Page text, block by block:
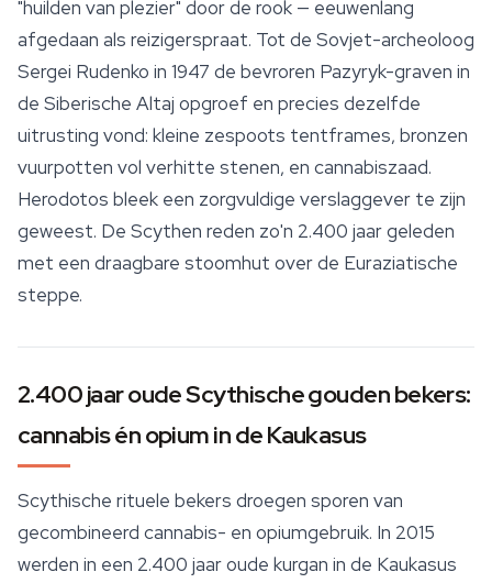
"huilden van plezier" door de rook — eeuwenlang
afgedaan als reizigerspraat. Tot de Sovjet-archeoloog
Sergei Rudenko in 1947 de bevroren Pazyryk-graven in
de Siberische Altaj opgroef en precies dezelfde
uitrusting vond: kleine zespoots tentframes, bronzen
vuurpotten vol verhitte stenen, en cannabiszaad.
Herodotos bleek een zorgvuldige verslaggever te zijn
geweest. De Scythen reden zo'n 2.400 jaar geleden
met een draagbare stoomhut over de Euraziatische
steppe.
2.400 jaar oude Scythische gouden bekers:
cannabis én opium in de Kaukasus
Scythische rituele bekers droegen sporen van
gecombineerd cannabis- en opiumgebruik. In 2015
werden in een 2.400 jaar oude kurgan in de Kaukasus